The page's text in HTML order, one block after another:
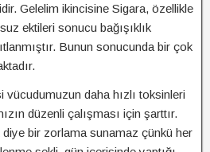
Gelelim ikincisine Sigara, özellikle
ektileri sonucu bağışıklık
Bunun sonucunda bir çok
daha hızlı toksinleri
düzenli çalışması için şarttır.
bir zorlama sunamaz çünkü her